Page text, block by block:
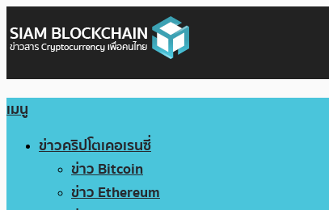
เมนู
ข่าวคริปโตเคอเรนซี่
ข่าว Bitcoin
ข่าว Ethereum